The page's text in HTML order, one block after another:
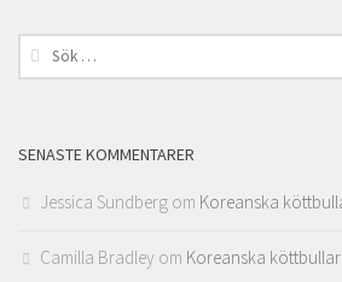
Sök
efter:
SENASTE KOMMENTARER
Jessica Sundberg om Koreanska
Camilla Bradley om Koreanska